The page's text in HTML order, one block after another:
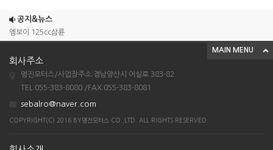
공지&뉴스
조이맥스125cc삼륜
엠보이 125cc삼륜
시티밴승용배달용
조이맥스125cc삼륜
엠보이 125cc삼륜
MAIN MENU
회사주소
명진모터스/사업장주소:경남양산시 어실로 383-82
TEL:055-383-8080 /FAX:055-383-8081
sebalro@naver.com
COPYRIGHT(C) 2016 BY명진모터스 CO.,LTD. ALL RIGHTS RESERVED.